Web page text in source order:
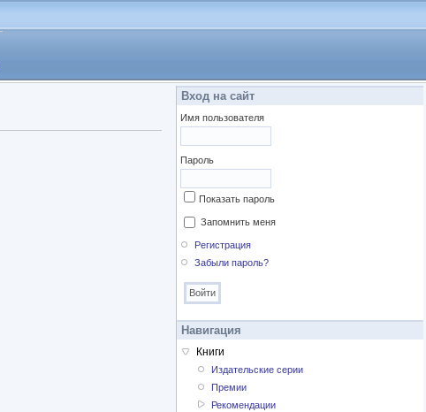
Вход на сайт
Имя пользователя
Пароль
Показать пароль
Запомнить меня
Регистрация
Забыли пароль?
Навигация
Книги
Издательские серии
Премии
Рекомендации